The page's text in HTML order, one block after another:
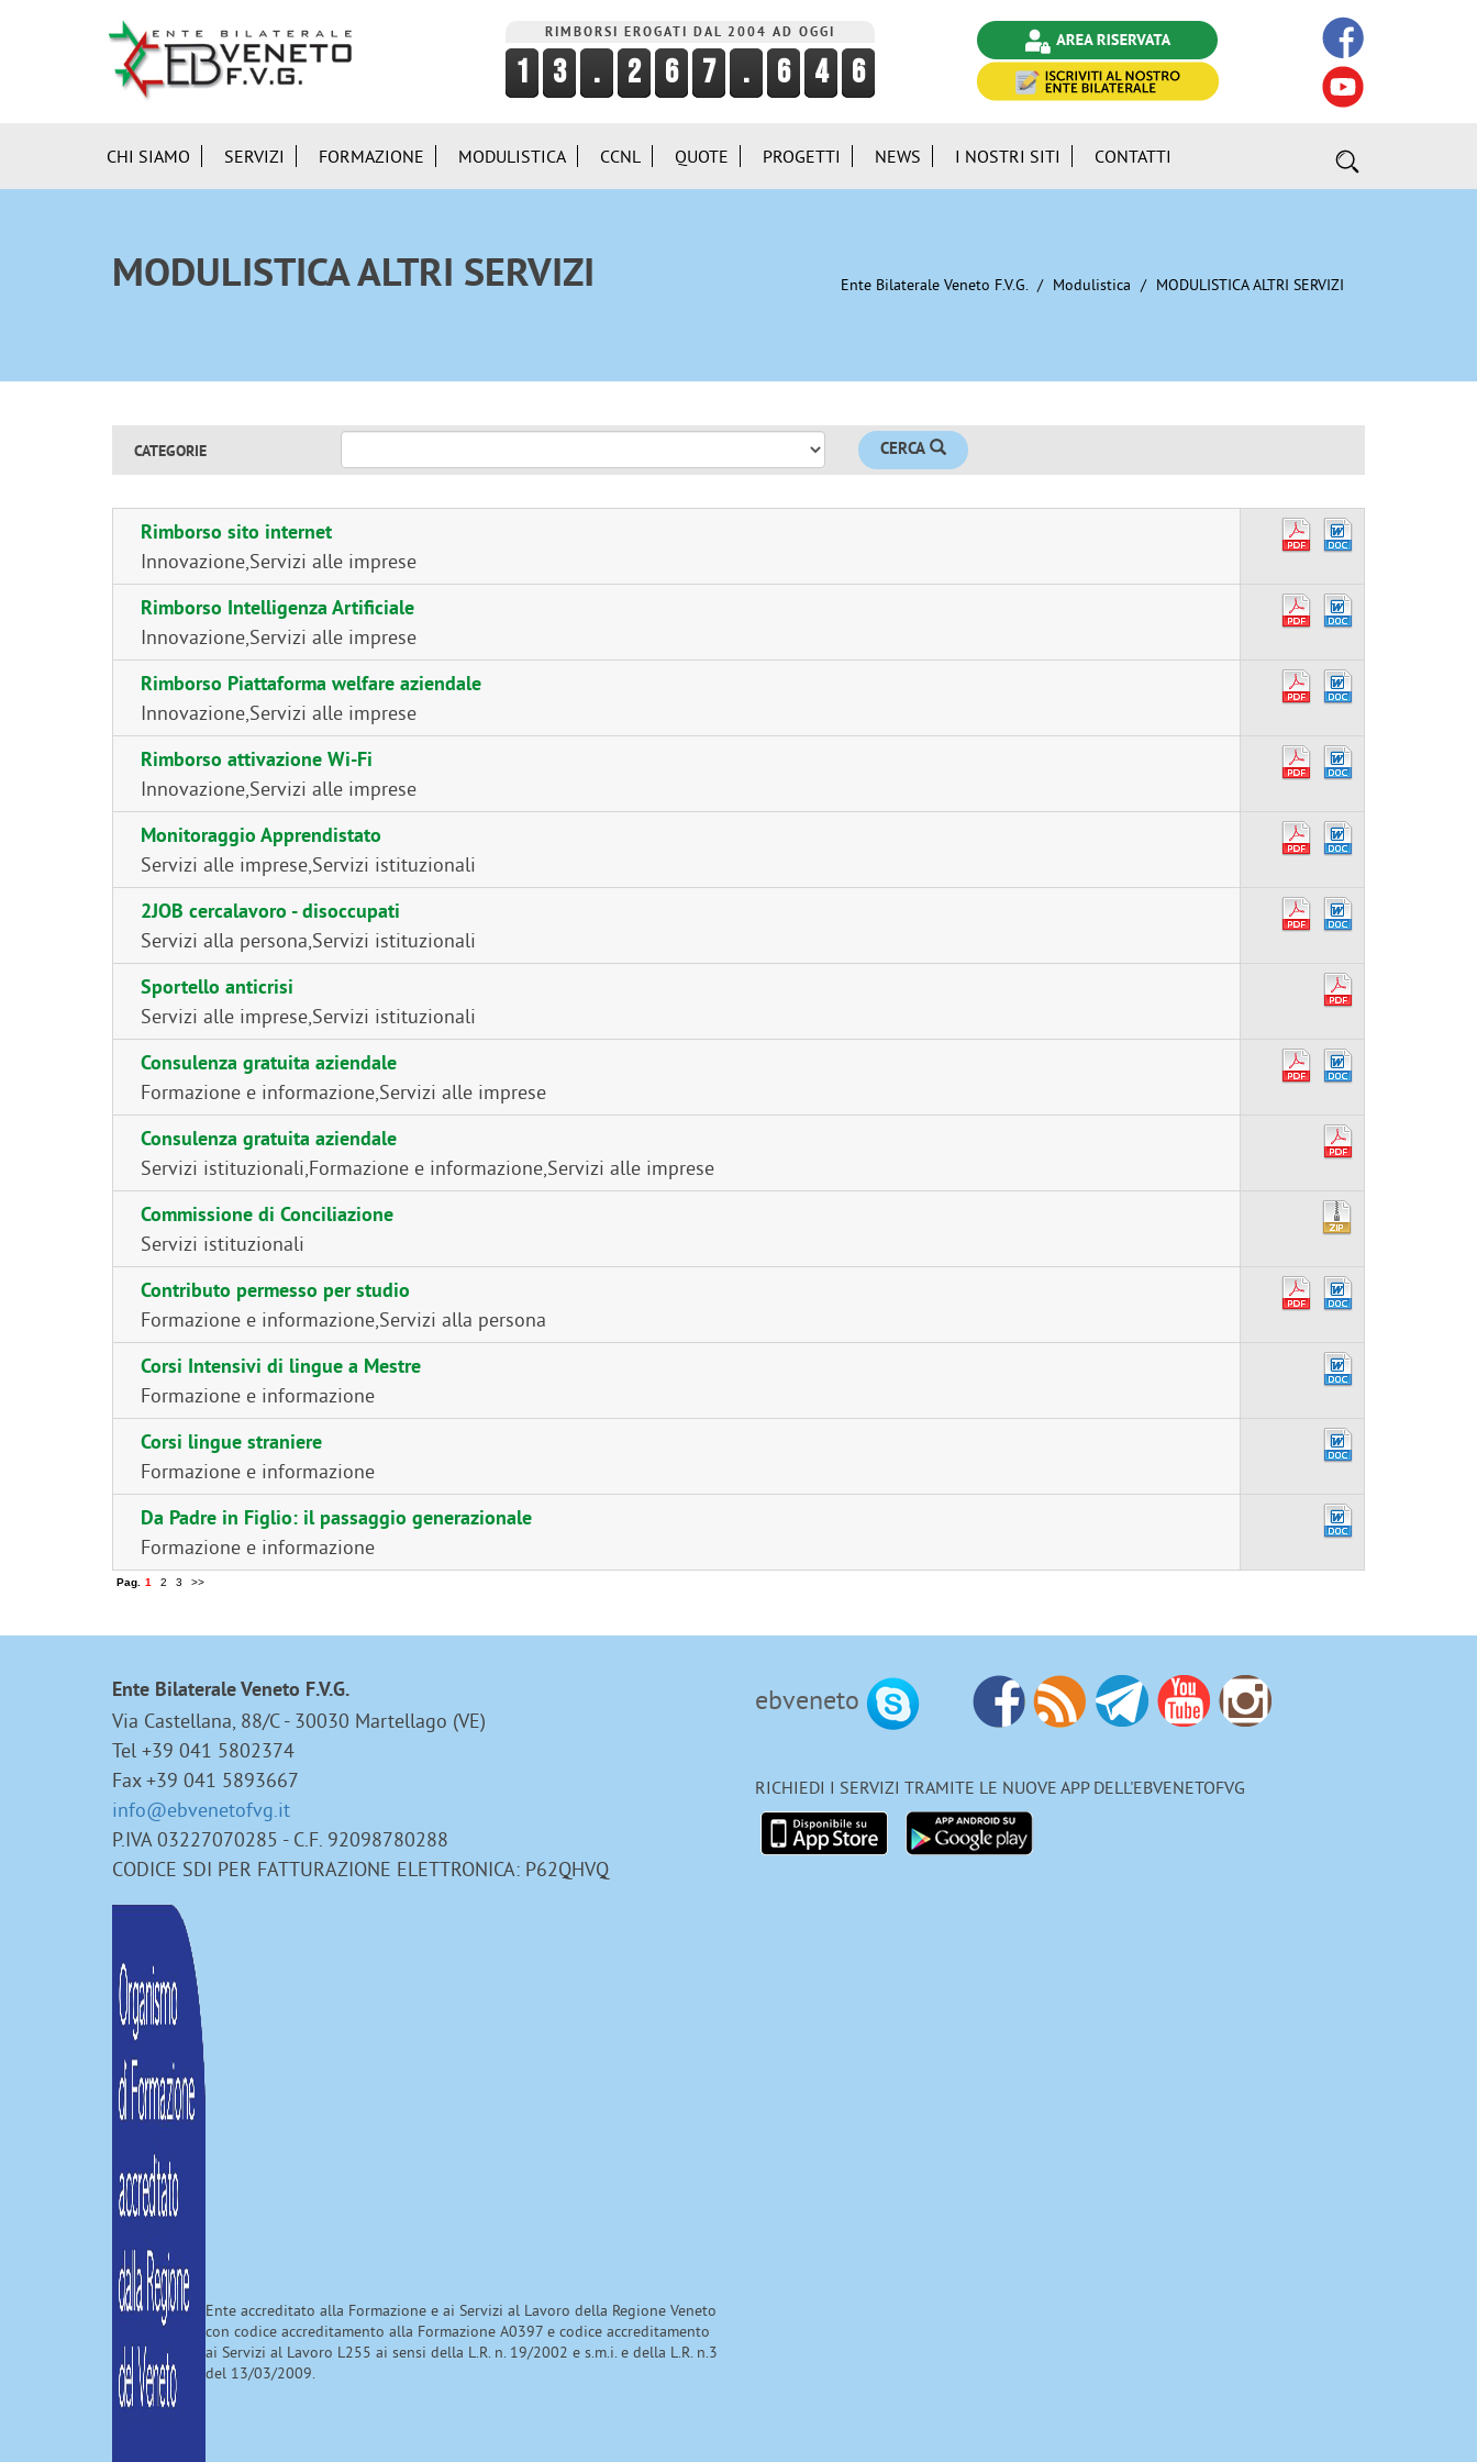
RIMBORSI EROGATI DAL 2004 AD OGGI
CHI SIAMO SERVIZI FORMAZIONE MODULISTICA CCNL QUOTE PROGETTI NEWS I NOSTRI SITI CONTATTI
MODULISTICA ALTRI SERVIZI Ente Bilaterale Veneto F.V.G. Modulistica MODULISTICA ALTRI SERVIZI
CATEGORIE CERCA
Rimborso sito internet
Innovazione,Servizi alle imprese
Rimborso Intelligenza Artificiale
Innovazione,Servizi alle imprese
Rimborso Piattaforma welfare aziendale
Innovazione,Servizi alle imprese
Rimborso attivazione Wi-Fi
Innovazione,Servizi alle imprese
Monitoraggio Apprendistato
Servizi alle imprese,Servizi istituzionali
2JOB cercalavoro - disoccupati
Servizi alla persona,Servizi istituzionali
Sportello anticrisi
Servizi alle imprese,Servizi istituzionali
Consulenza gratuita aziendale
Formazione e informazione,Servizi alle imprese
Consulenza gratuita aziendale
Servizi istituzionali,Formazione e informazione,Servizi alle imprese
Commissione di Conciliazione
Servizi istituzionali
Contributo permesso per studio
Formazione e informazione,Servizi alla persona
Corsi Intensivi di lingue a Mestre
Formazione e informazione
Corsi lingue straniere
Formazione e informazione
Da Padre in Figlio: il passaggio generazionale
Formazione e informazione
Pag. 1 2 3 >>
Ente Bilaterale Veneto F.V.G.
Via Castellana, 88/C - 30030 Martellago (VE)
Tel +39 041 5802374
Fax +39 041 5893667
info@ebvenetofvg.it
P.IVA 03227070285 - C.F. 92098780288
CODICE SDI PER FATTURAZIONE ELETTRONICA: P62QHVQ
Ente accreditato alla Formazione e ai Servizi al Lavoro della Regione Veneto
con codice accreditamento alla Formazione A0397 e codice accreditamento
ai Servizi al Lavoro L255 ai sensi della L.R. n. 19/2002 e s.m.i. e della L.R. n.3
del 13/03/2009.
ebveneto
RICHIEDI I SERVIZI TRAMITE LE NUOVE APP DELL'EBVENETOFVG